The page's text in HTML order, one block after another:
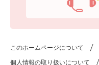
このホームページについて
個人情報の取り扱いについて